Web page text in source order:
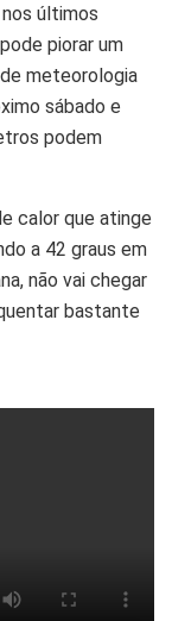
últimos
piorar um
meteorologia
sábado e
podem
calor que atinge
a 42 graus em
não vai chegar
bastante